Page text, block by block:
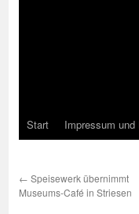
Start Impressum
← Speisewerk übernimmt
Museums-Café in Striesen